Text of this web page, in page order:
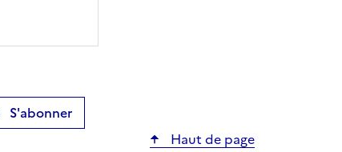
S'abonner
Haut de page